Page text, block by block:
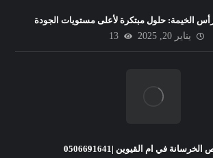
الخيمة: حلول مبتكرة لأعلى مستويات الجودة
يناير 20, 2025
13
في ام القيوين |0506691641